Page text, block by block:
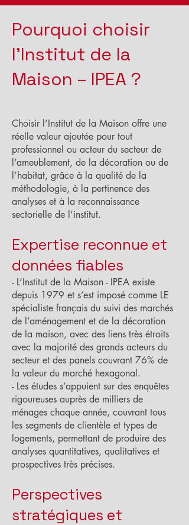
Pourquoi choisir
l’Institut de la
Maison – IPEA ?
Choisir l’Institut de la Maison offre une
réelle valeur ajoutée pour tout
professionnel ou acteur du secteur de
l’ameublement, de la décoration ou de
l’habitat, grâce à la qualité de la
méthodologie, à la pertinence des
analyses et à la reconnaissance
sectorielle de l’institut.
Expertise reconnue et
données fiables
- L’Institut de la Maison - IPEA existe
depuis 1979 et s’est imposé comme LE
spécialiste français du suivi des marchés
de l’aménagement et de la décoration
de la maison, avec des liens très étroits
avec la majorité des grands acteurs du
secteur et des panels couvrant 76% de
la valeur du marché hexagonal.
- Les études s’appuient sur des enquêtes
rigoureuses auprès de milliers de
ménages chaque année, couvrant tous
les segments de clientèle et types de
logements, permettant de produire des
analyses quantitatives, qualitatives et
prospectives très précises.
Perspectives
stratégiques et